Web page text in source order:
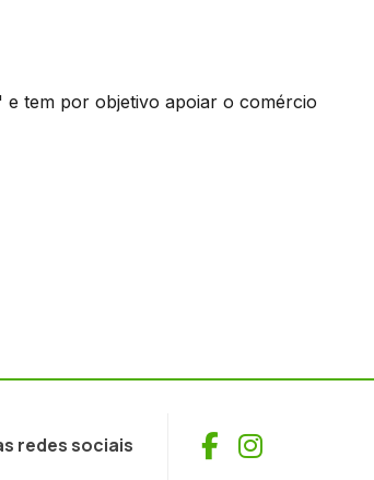
tem por objetivo apoiar o comércio
redes sociais Facebook
Instagram